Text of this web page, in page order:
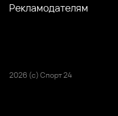
Рекламодателям
2026 (с) Спорт 24